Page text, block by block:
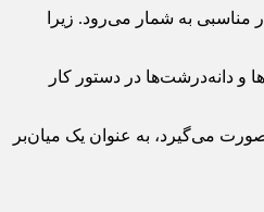
است و این اقدام بسیار مناسبی به شمار می‌رود. زیرا
و دانه‌درشت‌ها در دستور کار
صدور اظهارنامه پیش‌فرض به صورت خودکار در چارچوب تبصره ماده 100 که توسط سیستم صورت می‌گیرد، به عنوان یک میان‌بر